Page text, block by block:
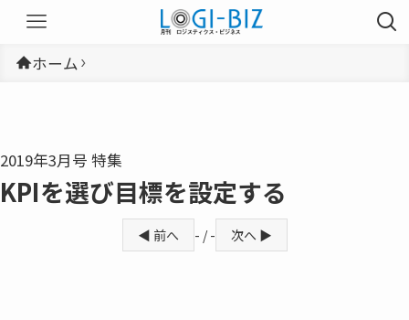
ホーム
2019年3月号 特集
KPIを選び目標を設定する
◀ 前へ - / - 次へ ▶